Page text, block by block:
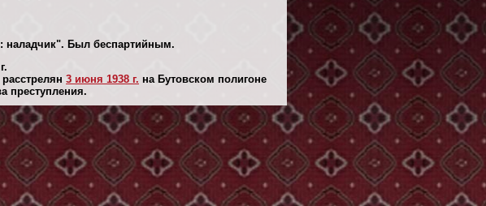
наладчик". Был беспартийным.
3 июня 1938 г. на Бутовском полигоне
преступления.